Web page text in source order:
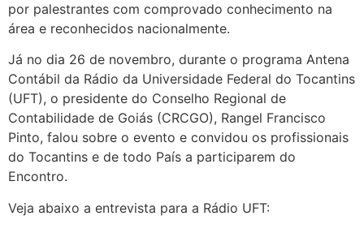
por palestrantes com comprovado conhecimento na
área e reconhecidos nacionalmente.
Já no dia 26 de novembro, durante o programa Antena
Contábil da Rádio da Universidade Federal do Tocantins
(UFT), o presidente do Conselho Regional de
Contabilidade de Goiás (CRCGO), Rangel Francisco
Pinto, falou sobre o evento e convidou os profissionais
do Tocantins e de todo País a participarem do
Encontro.
Veja abaixo a entrevista para a Rádio UFT: